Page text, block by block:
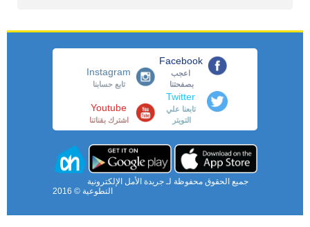
Facebook
اعجب
بصفحتنا
Instagram
تابع حسابنا
Twitter
تابعنا علي
التويتر
Youtube
اشترك بقناتنا
جميع الحقوق محفوظة لـ جريدة الأمل الإلكترونية
التطوعية © 2016